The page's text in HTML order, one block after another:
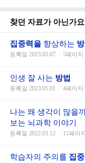
찾던 자료가 아닌가요
집중력을 향상하는
등록일 2023.05.07 ㆍ5페이지
인생 잘 사는 방법
등록일 2023.05.01 ㆍ4페이지
나는 왜 생각이 많을
보는 뇌과학 이야기
등록일 2022.03.12 ㆍ11페이
학습자의 주의를 집중